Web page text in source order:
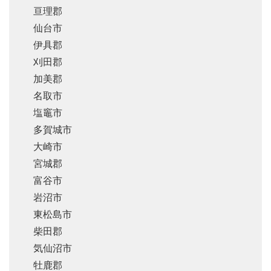
亘理郡
仙台市
伊具郡
刈田郡
加美郡
名取市
塩竈市
多賀城市
大崎市
宮城郡
富谷市
岩沼市
東松島市
柴田郡
気仙沼市
牡鹿郡